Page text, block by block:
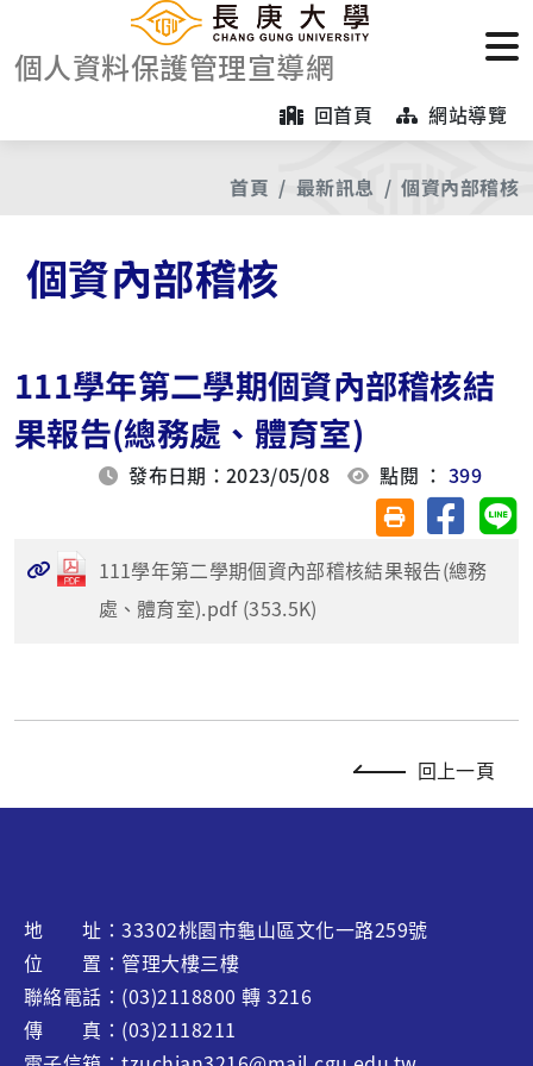
個人資料保護管理宣導網
回首頁 網站導覽
首頁 最新訊息 個資內部稽核
個資內部稽核
111學年第二學期個資內部稽核結
果報告(總務處、體育室)
發布日期：2023/05/08 點閱 ：399
友善列印(另開視
分享至
111學年第二學期個資內部稽核結果報告(總務
處、體育室).pdf (353.5K)
回上一頁
地 址：33302桃園市龜山區文化一路259號
位 置：管理大樓三樓
聯絡電話：(03)2118800 轉 3216
傳 真：(03)2118211